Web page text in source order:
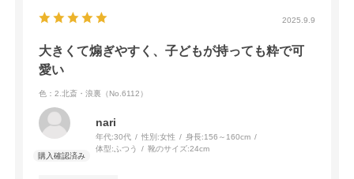
2025.9.9
大きくて煽ぎやすく、子どもが持っても粋で可
愛い
色：2.北斎・浪裏（No.6112）
nari
年代:30代 性別:女性 身長:156～160cm
体型: ふつう 靴のサイズ:24cm